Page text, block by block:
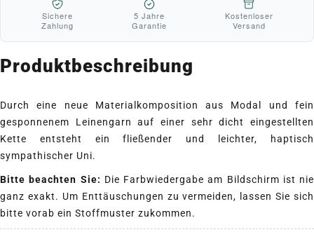
Sichere
Zahlung
5 Jahre
Garantie
Kostenloser
Versand
Produktbeschreibung
Durch eine neue Materialkomposition aus Modal und fein
gesponnenem Leinengarn auf einer sehr dicht eingestellten
Kette entsteht ein fließender und leichter, haptisch
sympathischer Uni.
Bitte beachten Sie: Die Farbwiedergabe am Bildschirm ist nie
ganz exakt. Um Enttäuschungen zu vermeiden, lassen Sie sich
bitte vorab ein Stoffmuster zukommen.